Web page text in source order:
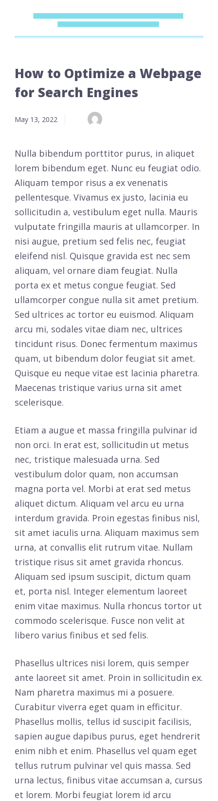
How to Optimize a Webpage
for Search Engines
May 13, 2022
Nulla bibendum porttitor purus, in aliquet
lorem bibendum eget. Nunc eu feugiat odio.
Aliquam tempor risus a ex venenatis
pellentesque. Vivamus ex justo, lacinia eu
sollicitudin a, vestibulum eget nulla. Mauris
vulputate fringilla mauris at ullamcorper. In
nisi augue, pretium sed felis nec, feugiat
eleifend nisl. Quisque gravida est nec sem
aliquam, vel ornare diam feugiat. Nulla
porta ex et metus congue feugiat. Sed
ullamcorper congue nulla sit amet pretium.
Sed ultrices ac tortor eu euismod. Aliquam
arcu mi, sodales vitae diam nec, ultrices
tincidunt risus. Donec fermentum maximus
quam, ut bibendum dolor feugiat sit amet.
Quisque eu neque vitae est lacinia pharetra.
Maecenas tristique varius urna sit amet
scelerisque.
Etiam a augue et massa fringilla pulvinar id
non orci. In erat est, sollicitudin ut metus
nec, tristique malesuada urna. Sed
vestibulum dolor quam, non accumsan
magna porta vel. Morbi at erat sed metus
aliquet dictum. Aliquam vel arcu eu urna
interdum gravida. Proin egestas finibus nisl,
sit amet iaculis urna. Aliquam maximus sem
urna, at convallis elit rutrum vitae. Nullam
tristique risus sit amet gravida rhoncus.
Aliquam sed ipsum suscipit, dictum quam
et, porta nisl. Integer elementum laoreet
enim vitae maximus. Nulla rhoncus tortor ut
commodo scelerisque. Fusce non velit at
libero varius finibus et sed felis.
Phasellus ultrices nisi lorem, quis semper
ante laoreet sit amet. Proin in sollicitudin ex.
Nam pharetra maximus mi a posuere.
Curabitur viverra eget quam in efficitur.
Phasellus mollis, tellus id suscipit facilisis,
sapien augue dapibus purus, eget hendrerit
enim nibh et enim. Phasellus vel quam eget
tellus rutrum pulvinar vel quis massa. Sed
urna lectus, finibus vitae accumsan a, cursus
et lorem. Morbi feugiat lorem id arcu